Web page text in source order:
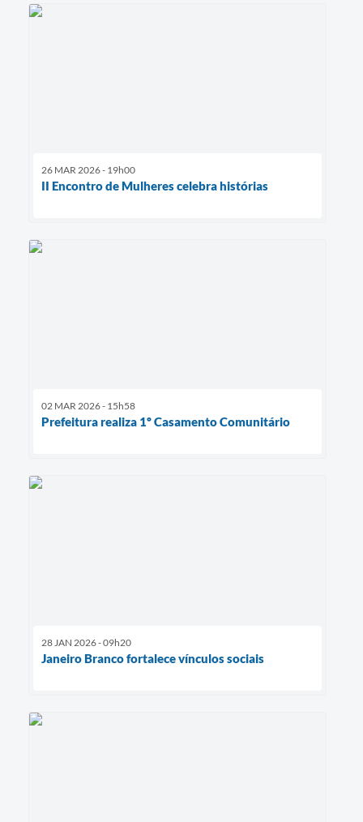
26 MAR 2026 - 19h00
II Encontro de Mulheres celebra histórias
02 MAR 2026 - 15h58
Prefeitura realiza 1º Casamento Comunitário
28 JAN 2026 - 09h20
Janeiro Branco fortalece vínculos sociais